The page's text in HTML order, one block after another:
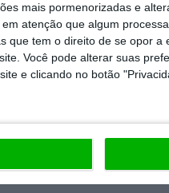
mais pormenorizadas e
em atenção que algum
que tem o direito de se opor
Você pode alterar suas
e clicando no botão
independentemente
ou contratos